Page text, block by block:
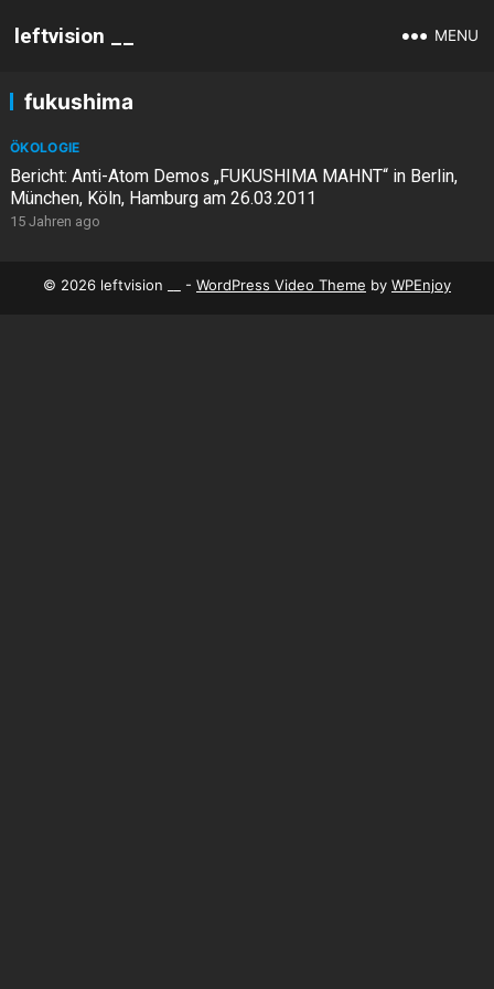
leftvision __ MENU
fukushima
ÖKOLOGIE
Bericht: Anti-Atom Demos „FUKUSHIMA MAHNT“ in Berlin,
München, Köln, Hamburg am 26.03.2011
15 Jahren ago
© 2026 leftvision __ - WordPress Video Theme by WPEnjoy